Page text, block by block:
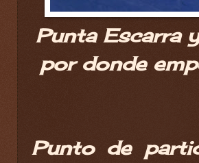
Punta Escarra
por donde
Punto de